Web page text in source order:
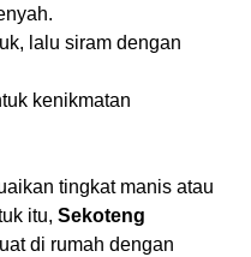
lalu siram dengan
kenikmatan
tingkat manis atau
itu, Sekoteng
di rumah dengan